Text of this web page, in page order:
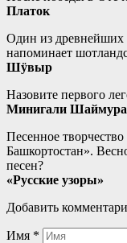
Платок
Один из древнейших
напоминает
Шӱвыр
Назовите первого
Минигали
Песенное
Башкортостан».
песен?
«Русские узоры»
Добавить
Имя *